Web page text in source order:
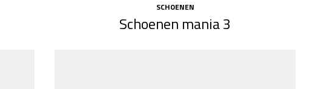
SCHOENEN
Schoenen mania 3